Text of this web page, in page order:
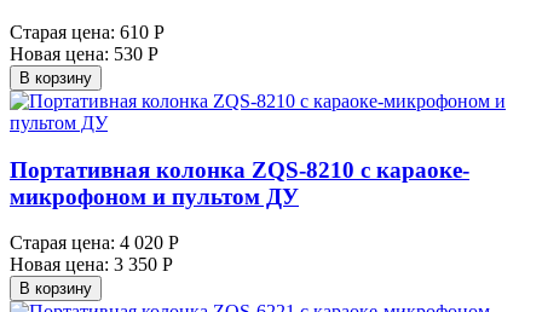
Старая цена: 610 Р
Новая цена: 530 Р
В корзину
Портативная колонка ZQS-8210 с караоке-
микрофоном и пультом ДУ
Старая цена: 4 020 Р
Новая цена: 3 350 Р
В корзину